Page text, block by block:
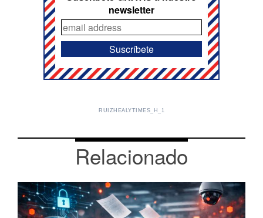
newsletter
RUIZHEALYTIMES_H_1
Relacionado